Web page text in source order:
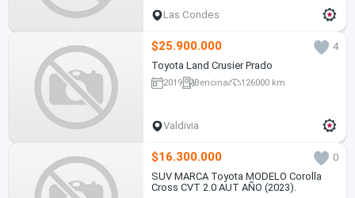
Las Condes
$25.900.000
4
Toyota Land Crusier Prado
2019 Bencina 126000 km
Valdivia
$16.300.000
0
SUV MARCA Toyota MODELO Corolla
Cross CVT 2.0 AUT AÑO (2023).